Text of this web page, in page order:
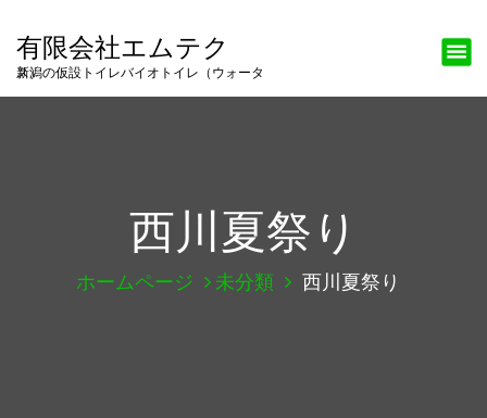
有限会社エムテク
新潟の仮設トイレバイオトイレ（ウォータス）
西川夏祭り
ホームページ 未分類 西川夏祭り